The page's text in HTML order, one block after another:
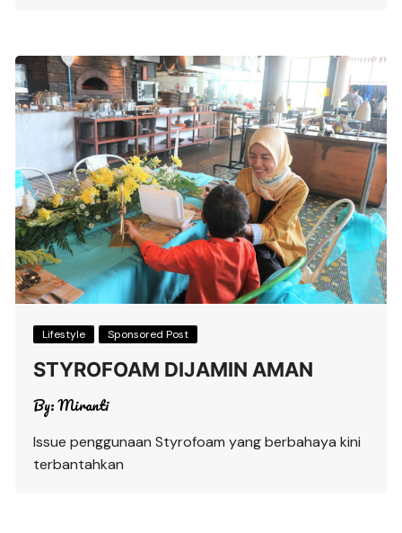
Lifestyle Sponsored Post
STYROFOAM DIJAMIN AMAN
By:Miranti
Issue penggunaan Styrofoam yang berbahaya kini
terbantahkan